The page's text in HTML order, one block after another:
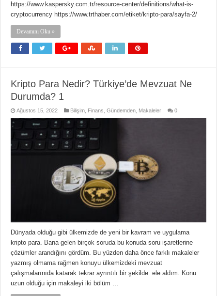
https://www.kaspersky.com.tr/resource-center/definitions/what-is-
cryptocurrency https://www.trthaber.com/etiket/kripto-para/sayfa-2/
Devamını Oku »
Kripto Para Nedir? Türkiye’de Mevzuat Ne
Durumda? 1
Ağustos 15, 2022 Bilişim Finans ,Gündemden Makaleler 0
Dünyada olduğu gibi ülkemizde de yeni bir kavram ve uygulama
kripto para. Bana gelen birçok soruda bu konuda soru işaretlerine
çözümler arandığını gördüm. Bu yüzden daha önce farklı makaleler
yazmış olmama rağmen konuyu ülkemizdeki mevzuat
çalışmalarınıda katarak tekrar ayrıntılı bir şekilde ele aldım. Konu
uzun olduğu için makaleyi iki bölüm …